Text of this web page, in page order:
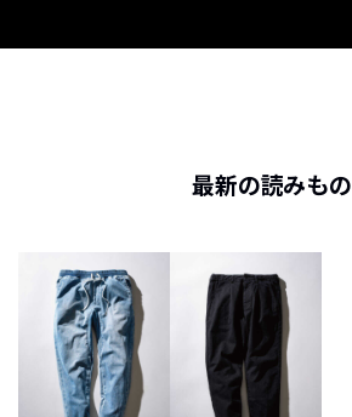
最新の読みもの